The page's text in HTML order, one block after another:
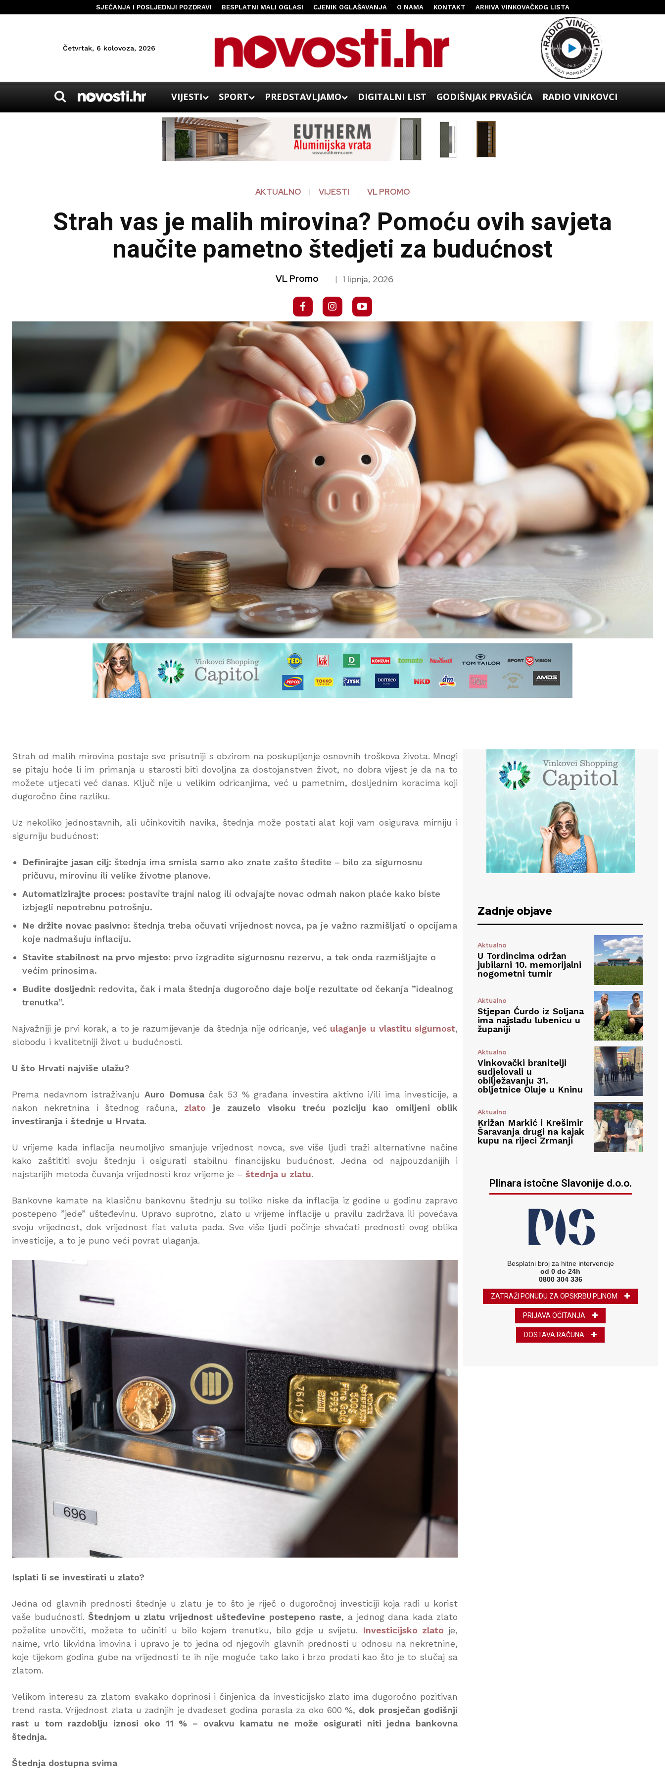
SJEĆANJA I POSLJEDNJI POZDRAVI BESPLATNI MALI OGLASI CJENIK OGLAŠAVANJA O NAMA KONTAKT ARHIVA VINKOVAČKOG LISTA
Četvrtak, 6 kolovoza, 2026
VIJESTI SPORT PREDSTAVLJAMO DIGITALNI LIST GODIŠNJAK PRVAŠIĆA RADIO VINKOVCI
AKTUALNO VIJESTI VL PROMO
Strah vas je malih mirovina? Pomoću ovih savjeta
naučite pametno štedjeti za budućnost
VL Promo | 1 lipnja, 2026
Strah od malih mirovina postaje sve prisutniji s obzirom na poskupljenje osnovnih troškova života. Mnogi
se pitaju hoće li im primanja u starosti biti dovoljna za dostojanstven život, no dobra vijest je da na to
možete utjecati već danas. Ključ nije u velikim odricanjima, već u pametnim, dosljednim koracima koji
dugoročno čine razliku.
Uz nekoliko jednostavnih, ali učinkovitih navika, štednja može postati alat koji vam osigurava mirniju i
sigurniju budućnost:
Definirajte jasan cilj: štednja ima smisla samo ako znate zašto štedite – bilo za sigurnosnu
pričuvu, mirovinu ili velike životne planove.
Automatizirajte proces: postavite trajni nalog ili odvajajte novac odmah nakon plaće kako biste
izbjegli nepotrebnu potrošnju.
Ne držite novac pasivno: štednja treba očuvati vrijednost novca, pa je važno razmišljati o opcijama
koje nadmašuju inflaciju.
Stavite stabilnost na prvo mjesto: prvo izgradite sigurnosnu rezervu, a tek onda razmišljajte o
većim prinosima.
Budite dosljedni: redovita, čak i mala štednja dugoročno daje bolje rezultate od čekanja ”idealnog
trenutka”.
Najvažniji je prvi korak, a to je razumijevanje da štednja nije odricanje, već ulaganje u vlastitu sigurnost,
slobodu i kvalitetniji život u budućnosti.
U što Hrvati najviše ulažu?
Prema nedavnom istraživanju Auro Domusačak 53 % građana investira aktivno i/ili ima investicije, a
nakon nekretnina i štednog računa, zlato je zauzelo visoku treću poziciju kao omiljeni oblik
investiranja i štednje u Hrvata.
U vrijeme kada inflacija neumoljivo smanjuje vrijednost novca, sve više ljudi traži alternativne načine
kako zaštititi svoju štednju i osigurati stabilnu financijsku budućnost. Jedna od najpouzdanijih i
najstarijih metoda čuvanja vrijednosti kroz vrijeme je – štednja u zlatu.
Bankovne kamate na klasičnu bankovnu štednju su toliko niske da inflacija iz godine u godinu zapravo
postepeno ”jede” ušteđevinu. Upravo suprotno, zlato u vrijeme inflacije u pravilu zadržava ili povećava
svoju vrijednost, dok vrijednost fiat valuta pada. Sve više ljudi počinje shvaćati prednosti ovog oblika
investicije, a to je puno veći povrat ulaganja.
Isplati li se investirati u zlato?
Jedna od glavnih prednosti štednje u zlatu je to što je riječ o dugoročnoj investiciji koja radi u korist
vaše budućnosti.Štednjom u zlatu vrijednost ušteđevine postepeno raste, a jednog dana kada zlato
poželite unovčiti, možete to učiniti u bilo kojem trenutku, bilo gdje u svijetu.
Investicijsko zlato je,
naime, vrlo likvidna imovina i upravo je to jedna od njegovih glavnih prednosti u odnosu na nekretnine,
koje tijekom godina gube na vrijednosti te ih nije moguće tako lako i brzo prodati kao što je to slučaj sa
zlatom.
Velikom interesu za zlatom svakako doprinosi i činjenica da investicijsko zlato ima dugoročno pozitivan
trend rasta. Vrijednost zlata u zadnjih je dvadeset godina porasla za oko 600 %, dok prosječan godišnji
rast u tom razdoblju iznosi oko 11 % – ovakvu kamatu ne može osigurati niti jedna bankovna
štednja.
Štednja dostupna svima
Zadnje objave
Aktualno
U Tordincima održan
jubilarni 10. memorijalni
nogometni turnir
Aktualno
Stjepan Ćurdo iz Soljana
ima najslađu lubenicu u
županiji
Aktualno
Vinkovački branitelji
sudjelovali u
obilježavanju 31.
obljetnice Oluje u Kninu
Aktualno
Križan Markić i Krešimir
Šaravanja drugi na kajak
kupu na rijeci Zrmanji
Plinara istočne Slavonije d.o.o.
Besplatni broj za hitne intervencije
od 0 do 24h
0800 304 336
ZATRAŽI PONUDU ZA OPSKRBU PLINOM
PRIJAVA OČITANJA
DOSTAVA RAČUNA